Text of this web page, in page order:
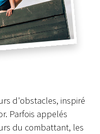
d'obstacles, inspiré
Parfois appelés
du combattant, les